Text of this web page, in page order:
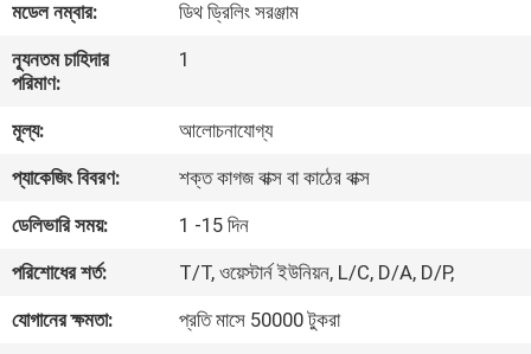
কারখানা
ভ্রমণ
মান
নিয়ন্ত্রণ
যোগাযোগ
করুন
মডেল নম্বার:
ডিথ ড্রিলিং সরঞ্জাম
ন্যূনতম চাহিদার
পরিমাণ:
1
মূল্য:
আলোচনাযোগ্য
প্যাকেজিং বিবরণ:
শক্ত কাগজ বাক্স বা কাঠের বাক্স
ডেলিভারি সময়:
1 -15 দিন
পরিশোধের শর্ত:
T/T, ওয়েস্টার্ন ইউনিয়ন, L/C, D/A, D/P,
যোগানের ক্ষমতা:
প্রতি মাসে 50000 টুকরা